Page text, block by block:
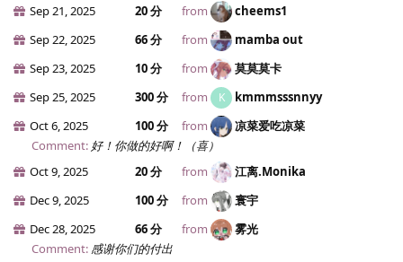
Sep 21, 2025
20 分 from
cheems1
Sep 22, 2025
66 分 from
mamba out
Sep 23, 2025
10 分 from
莫莫莫卡
Sep 25, 2025
300 分 from K
kmmmsssnnyy
Oct 6, 2025
100 分 from
凉菜爱吃凉菜
Comment: 好！你做的好啊！（喜）
Oct 9, 2025
20 分 from
江离.​Monika
Dec 9, 2025
100 分 from
寰宇
Dec 28, 2025
66 分 from
雾光
Comment: 感谢你们的付出